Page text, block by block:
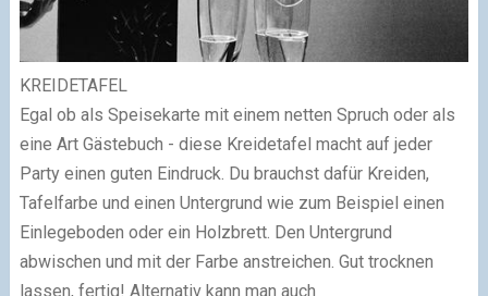
KREIDETAFEL
Egal ob als Speisekarte mit einem netten Spruch oder als
eine Art Gästebuch - diese Kreidetafel macht auf jeder
Party einen guten Eindruck. Du brauchstdafür Kreiden,
Tafelfarbe und einen Untergrund wie zum Beispiel einen
Einlegeboden oder ein Holzbrett. Den Untergrund
abwischen und mit der Farbe anstreichen. Gut trocknen
lassen, fertig! Alternativ kann man auch